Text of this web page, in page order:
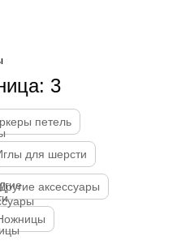
3
петель
для шерсти
аксессуары